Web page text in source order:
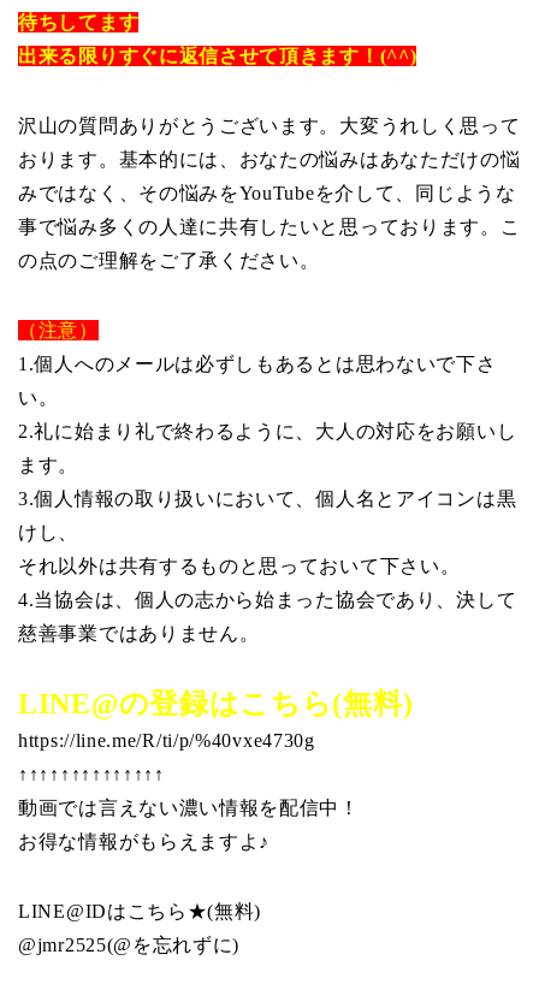
待ちしてます
出来る限りすぐに返信させて頂きます！(^^)
沢山の質問ありがとうございます。大変うれしく思って
おります。基本的には、おなたの悩みはあなただけの悩
みではなく、その悩みをYouTubeを介して、同じような
事で悩み多くの人達に共有したいと思っております。こ
の点のご理解をご了承ください。
（注意）
1.個人へのメールは必ずしもあるとは思わないで下さ
い。
2.礼に始まり礼で終わるように、大人の対応をお願いし
ます。
3.個人情報の取り扱いにおいて、個人名とアイコンは黒
けし、
それ以外は共有するものと思っておいて下さい。
4.当協会は、個人の志から始まった協会であり、決して
慈善事業ではありません。
LINE@の登録はこちら(無料)
https://line.me/R/ti/p/%40vxe4730g
↑↑↑↑↑↑↑↑↑↑↑↑↑↑
動画では言えない濃い情報を配信中！
お得な情報がもらえますよ♪
LINE@IDはこちら★(無料)
@jmr2525(@を忘れずに)